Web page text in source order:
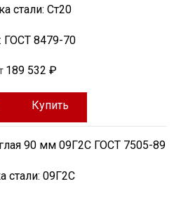
стали: Ст20
ГОСТ 8479-70
189 532 ₽
Купить
90 мм 09Г2С ГОСТ 7505-89
стали: 09Г2С